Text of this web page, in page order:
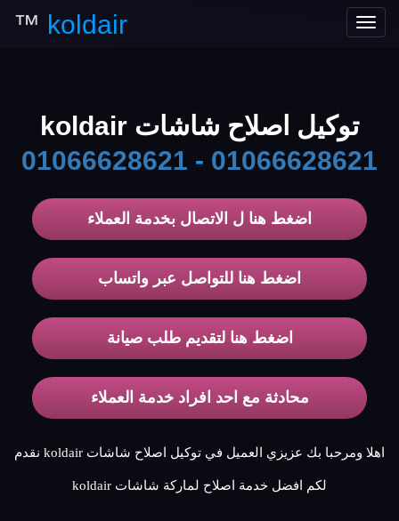
Toggle
koldair
™
توكيل اصلاح شاشات koldair
01066628621 - 01066628621
اضغط هنا ل الاتصال بخدمة العملاء
اضغط هنا للتواصل عبر واتساب
اضغط هنا لتقديم طلب صيانة
محادثة مع احد افراد خدمة العملاء
اهلا ومرحبا بك عزيزي العميل في توكيل اصلاح شاشات koldair نقدم
لكم افضل خدمة اصلاح لماركة شاشات koldair